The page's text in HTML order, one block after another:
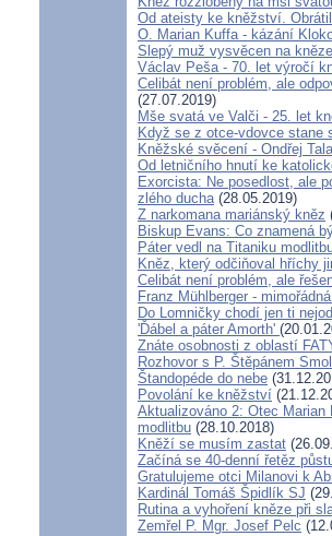
Od ateisty ke kněžství.
O. Marian Kuffa - kázání
Slepý muž vysvěcen na kněze
Václav Peša - 70. let výročí
Celibát není problém, ale
(27.07.2019)
Mše svatá ve Valči - 25. let
Když se z otce-vdovce stane
Kněžské svěcení - Ondřej
Od letničního hnutí ke
Exorcista: Ne posedlost, ale
zlého ducha(28.05.2019)
Z narkomana mariánský kněz
Biskup Evans: Co znamená
Páter vedl na Titaniku
Kněz, který odčiňoval hříchy
Celibát není problém, ale
Franz Mühlberger -
Do Lomničky chodí jen ti
'Ďábel a páter Amorth'
Znáte osobnosti z oblastí
Rozhovor s P. Štěpánem
Štandopéde do nebe
Povolání ke kněžství
Aktualizováno 2: Otec
modlitbu (28.10.2018)
Kněží se musím zastat
Začíná se 40-denní řetěz
Gratulujeme otci Milanovi k
Kardinál Tomáš Špidlík SJ
Rutina a vyhoření kněze při
Zemřel P. Mgr. Josef Pelc